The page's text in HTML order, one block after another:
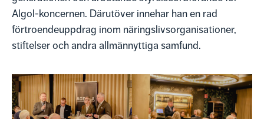
Algol-koncernen. Därutöver innehar han en rad
förtroendeuppdrag inom näringslivsorganisationer,
stiftelser och andra allmännyttiga samfund.